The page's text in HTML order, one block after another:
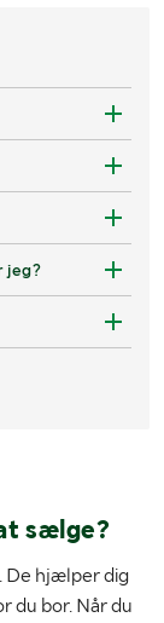
jeg?
sælge?
De hjælper dig
du bor. Når du